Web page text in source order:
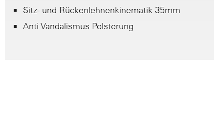
Sitz- und Rückenlehnenkinematik 35mm
Anti Vandalismus Polsterung